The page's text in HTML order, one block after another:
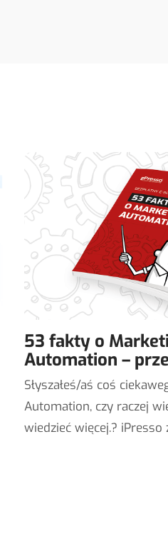
53 fakty o
Automation –
Słyszałeś/aś coś
Automation, czy raczej
wiedzieć więcej.? iPresso